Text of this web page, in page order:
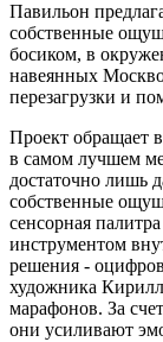
Павильон
собственные
босиком, в
навеянных
перезагрузки и
Проект обращает
в самом лучшем
достаточно лишь
собственные
сенсорная
инструментом
решения -
художника
марафонов. За
они усиливают